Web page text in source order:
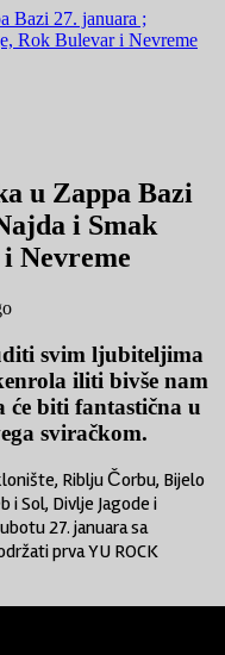
Bazi 27. januara ;
Rok Bulevar i Nevreme
u Zappa Bazi
i Smak
Nevreme
svim ljubiteljima
iliti bivše nam
će biti fantastična u
sviračkom.
Riblju Čorbu, Bijelo
i Sol, Divlje Jagode i
27. januara sa
prva YU ROCK